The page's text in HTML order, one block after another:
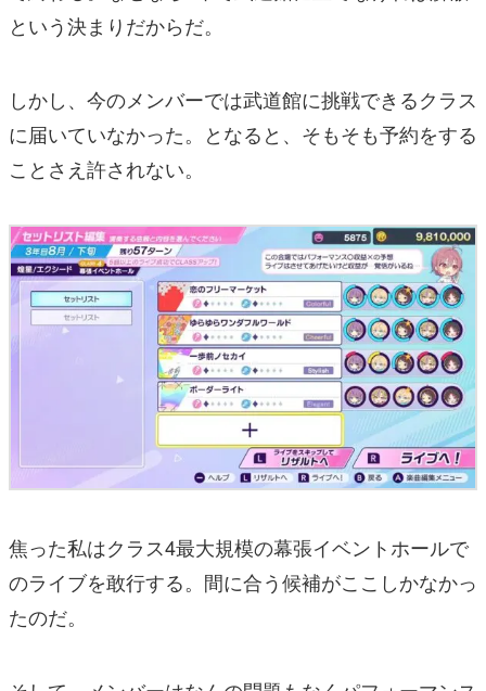
という決まりだからだ。
しかし、今のメンバーでは武道館に挑戦できるクラス
に届いていなかった。となると、そもそも予約をする
ことさえ許されない。
焦った私はクラス4最大規模の幕張イベントホールで
のライブを敢行する。間に合う候補がここしかなかっ
たのだ。